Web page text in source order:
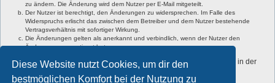
Diese Website nutzt Cookies, um dir den
bestmöglichen Komfort bei der Nutzung zu
zu ändern. Die Änderung wird dem Nutzer per E-Mail mitgeteilt.
Der Nutzer ist berechtigt, den Änderungen zu widersprechen. Im Falle des
Widerspruchs erlischt das zwischen dem Betreiber und dem Nutzer bestehende
Vertragsverhältnis mit sofortiger Wirkung.
Die Änderungen gelten als anerkannt und verbindlich, wenn der Nutzer den
Änderungen zugestimmt hat.
Informationen über den Umgang mit deinen persönlichen Daten sind in der